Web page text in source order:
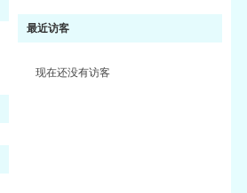
最近访客
现在还没有访客